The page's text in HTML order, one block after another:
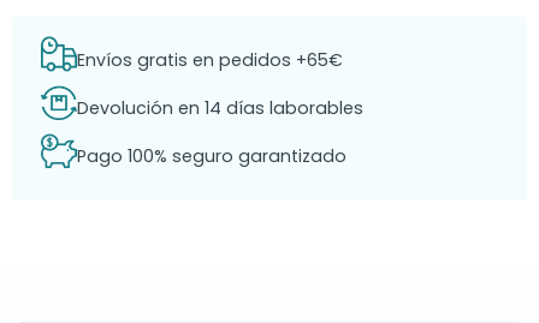
Envíos gratis en pedidos +65€
Devolución en 14 días laborables
Pago 100% seguro garantizado